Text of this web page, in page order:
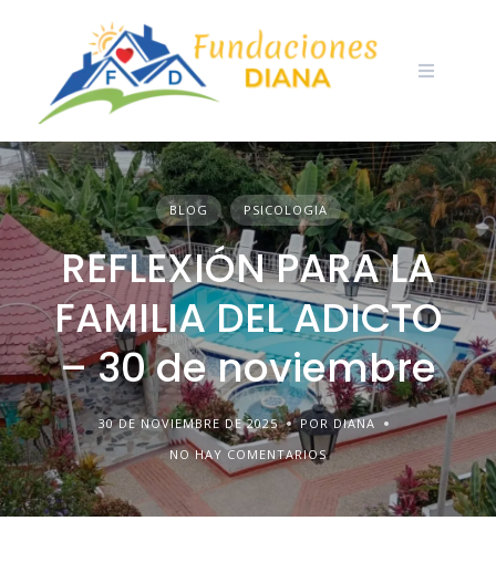
BLOG PSICOLOGIA
REFLEXIÓN PARA LA
FAMILIA DEL ADICTO
– 30 de noviembre
30 DE NOVIEMBRE DE 2025
POR DIANA
NO HAY COMENTARIOS